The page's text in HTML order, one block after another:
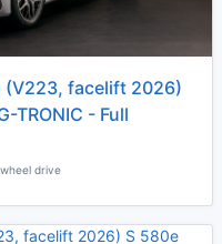
(V223, facelift 2026)
TRONIC - Full
drive